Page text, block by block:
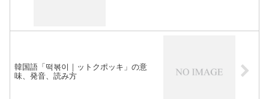
韓国語「떡볶이｜ットクポッキ」の意
味、発音、読み方